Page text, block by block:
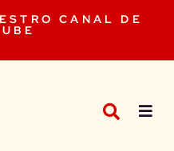
CANAL DE